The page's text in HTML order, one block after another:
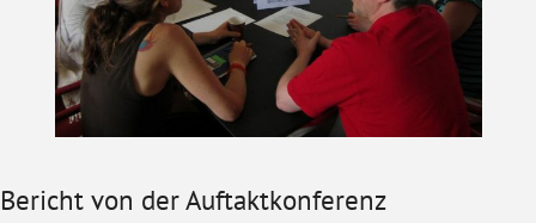
Bericht von der Auftaktkonferenz